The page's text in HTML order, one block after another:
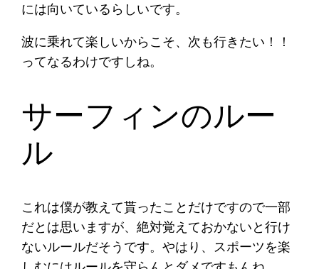
には向いているらしいです。
波に乗れて楽しいからこそ、次も行きたい！！
ってなるわけですしね。
サーフィンのルー
ル
これは僕が教えて貰ったことだけですので一部
だとは思いますが、絶対覚えておかないと行け
ないルールだそうです。やはり、スポーツを楽